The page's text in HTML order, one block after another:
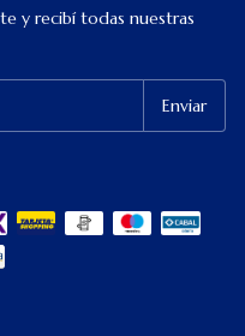
y recibí todas nuestras